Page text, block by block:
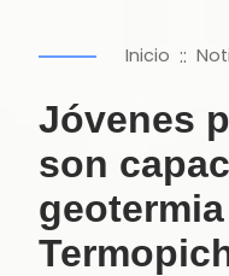
Inicio ::
Jóvenes
son